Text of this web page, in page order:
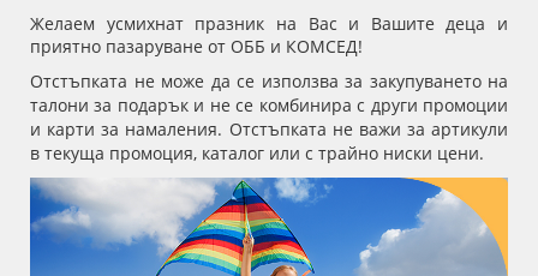
Желаем усмихнат празник на Вас и Вашите деца и
приятно пазаруване от ОББ и КОМСЕД!
Отстъпката не може да се използва за закупуването на
талони за подарък и не се комбинира с други промоции
и карти за намаления. Отстъпката не важи за артикули
в текуща промоция, каталог или с трайно ниски цени.